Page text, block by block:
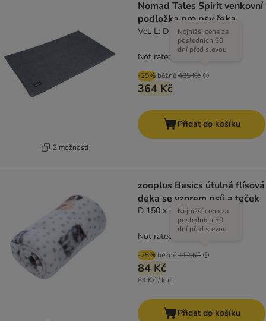
2 možností
Nomad Tales Spirit venkovní
podložka pro psy řeka
Vel. L: D 107 x Š 71 cm
-25% běžně485 Kč
Nejnižší cena za
posledních 30
dní před slevou
364 Kč
Not rated
Přidat do košíku
zooplus Basics útulná flísová
deka se vzorem psů a teček
D 150 x Š 100 cm
-25% běžně112 Kč
Nejnižší cena za
posledních 30
dní před slevou
84 Kč
84 Kč / kus
Not rated
Přidat do košíku